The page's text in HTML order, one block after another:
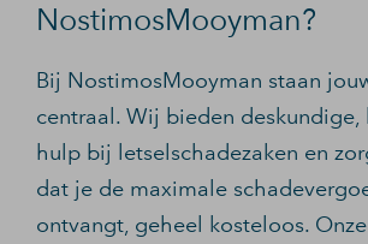
NostimosMooyman?
Bij NostimosMooyman staan
centraal. Wij bieden deskundige,
hulp bij letselschadezaken en
dat je de maximale
ontvangt, geheel kosteloos.